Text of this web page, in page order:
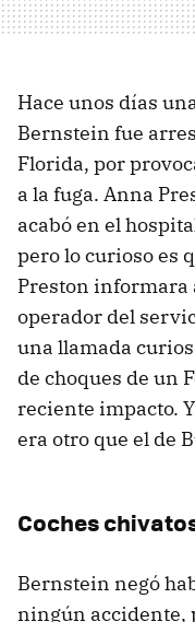
Hace unos días
Bernstein fue
Florida, por
a la fuga. Anna
acabó en el
pero lo curioso es
Preston informara
operador del
una llamada
de choques de un
reciente impacto. Y
era otro que el de
Coches
Bernstein negó
ningún accidente,